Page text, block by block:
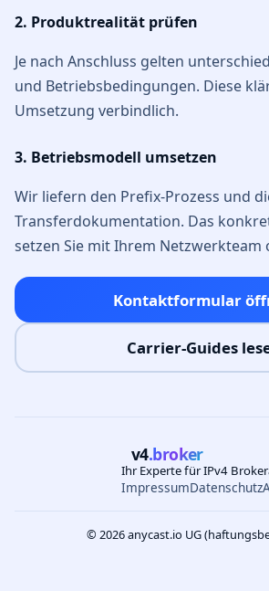
2. Produktrealität prüfen
Je nach Anschluss gelten
und Betriebsbedingungen. Diese
Umsetzung verbindlich.
3. Betriebsmodell umsetzen
Wir liefern den Prefix-Prozess und
Transferdokumentation. Das
setzen Sie mit Ihrem Netzwerkteam
Kontaktformular
Carrier-Guides
v4.broker
Ihr Experte für IPv4
ImpressumDatenschutz
© 2026 anycast.io UG